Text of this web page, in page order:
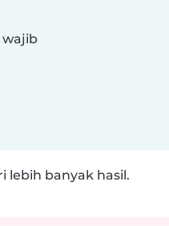
wajib
lebih banyak hasil.